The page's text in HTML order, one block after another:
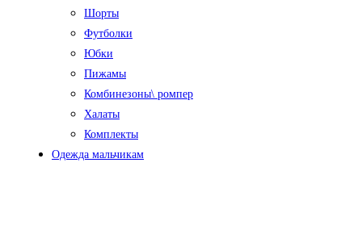
Шорты
Футболки
Юбки
Пижамы
Комбинезоны\ ромпер
Халаты
Комплекты
Одежда мальчикам